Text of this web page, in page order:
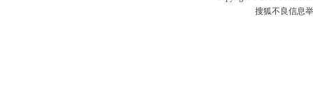
搜狐不良信息